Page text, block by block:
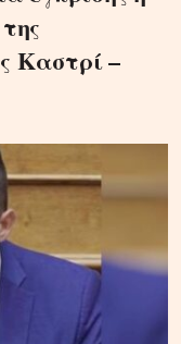
Καστρί –